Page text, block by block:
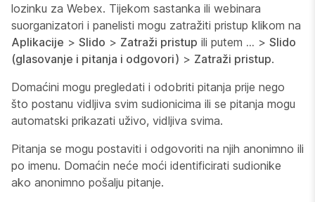
lozinku za Webex. Tijekom sastanka ili webinara
suorganizatori i panelisti mogu zatražiti pristup klikom na
Aplikacije > Slido > Zatraži pristup ili putem ... > Slido
(glasovanje i pitanja i odgovori) > Zatraži pristup.
Domaćini mogu pregledati i odobriti pitanja prije nego
što postanu vidljiva svim sudionicima ili se pitanja mogu
automatski prikazati uživo, vidljiva svima.
Pitanja se mogu postaviti i odgovoriti na njih anonimno ili
po imenu. Domaćin neće moći identificirati sudionike
ako anonimno pošalju pitanje.